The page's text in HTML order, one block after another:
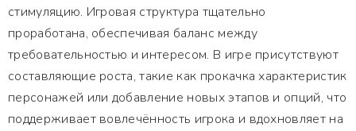
стимуляцию. Игровая структура тщательно
проработана, обеспечивая баланс между
требовательностью и интересом. В игре присутствуют
составляющие роста, такие как прокачка характеристик
персонажей или добавление новых этапов и опций, что
поддерживает вовлечённость игрока и вдохновляет на